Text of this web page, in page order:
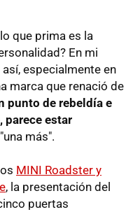
que prima es la
En mi
especialmente en
marca que renació de
punto de rebeldía e
parece estar
más".
MINI Roadster y
, la presentación del
puertas